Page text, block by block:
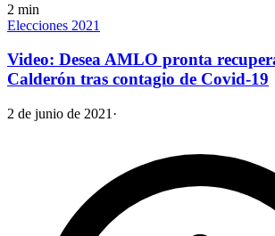
2 min
Elecciones 2021
Video: Desea AMLO pronta
Calderón tras contagio de Covid-19
2 de junio de 2021 ·